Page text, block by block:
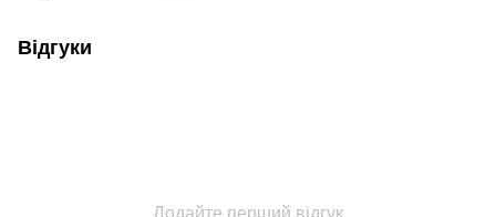
Відгуки
Додайте перший відгук